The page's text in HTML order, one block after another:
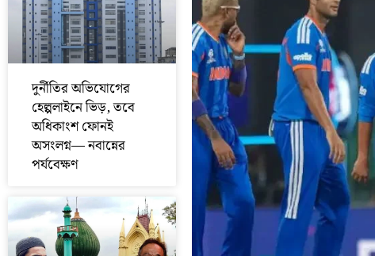
দুর্নীতির অভিযোগের
হেল্পলাইনে ভিড়, তবে
অধিকাংশ ফোনই
অসংলগ্ন— নবান্নের
পর্যবেক্ষণ